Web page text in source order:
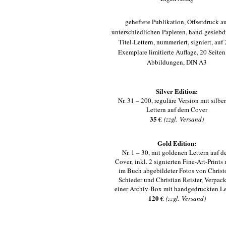
geheftete Publikation, Offsetdruck
unterschiedlichen Papieren, hand-
Titel-Lettern, nummeriert, signiert, auf
Exemplare limitierte Auflage, 20
Abbildungen, DIN A3
Silver Edition:
Nr. 31 – 200, reguläre Version mit
Lettern auf dem Cover
35 € (zzgl. Versand)
Gold Edition:
Nr. 1 – 30,mit goldenen Lettern auf
Cover, inkl. 2 signierten Fine-Art-Prints
im Buch abgebildeter Fotos von
Schieder und Christian Reister,
einer Archiv-Box mit handgedruckten
120 € (zzgl. Versand)